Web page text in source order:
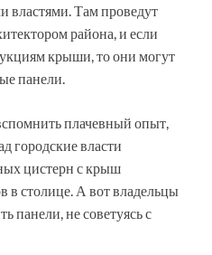
властями. Там проведут
района, и если
крыши, то они могут
панели.
плачевный опыт,
городские власти
цистерн с крыш
столице. А вот владельцы
панели, не советуясь с